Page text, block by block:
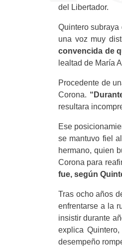
del Libertador.
Quintero
una voz muy
convencida de
lealtad de María
Procedente de
Corona.
resultara
Ese
se mantuvo fiel
hermano, quien
Corona para
fue, según
Tras ocho años
enfrentarse a la
insistir durante
explica
desempeño